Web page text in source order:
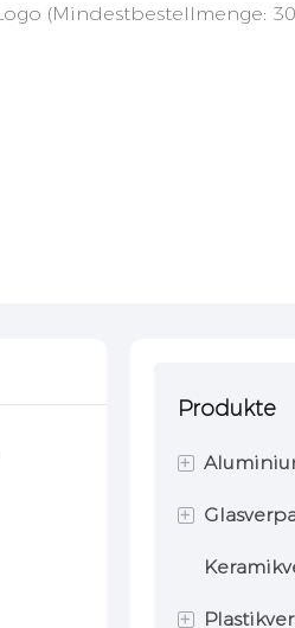
(Mindestbestellmenge:
Produkte
+
+
Glasglas
+